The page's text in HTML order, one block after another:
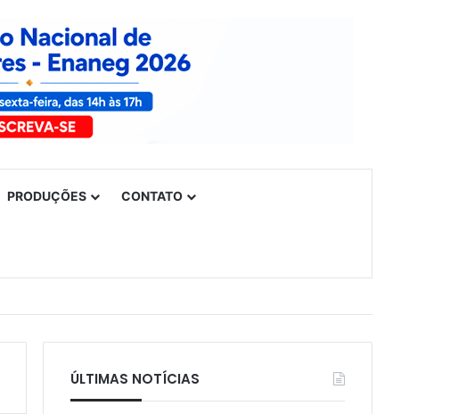
PRODUÇÕES CONTATO
ÚLTIMAS NOTÍCIAS